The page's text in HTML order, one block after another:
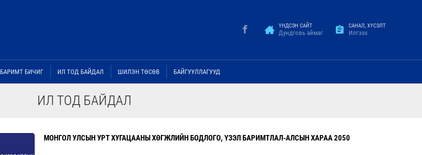
ҮНДСЭН САЙТ
Дундговь аймаг
САНАЛ, ХҮСЭЛТ
Илгээх
БАРИМТ БИЧИГ ИЛ ТОД БАЙДАЛ ШИЛЭН ТӨСӨВ БАЙГУУЛЛАГУУД
ИЛ ТОД БАЙДАЛ
МОНГОЛ УЛСЫН УРТ ХУГАЦААНЫ ХӨГЖЛИЙН БОДЛОГО, ҮЗЭЛ БАРИМТЛАЛ-АЛСЫН ХАРАА 2050